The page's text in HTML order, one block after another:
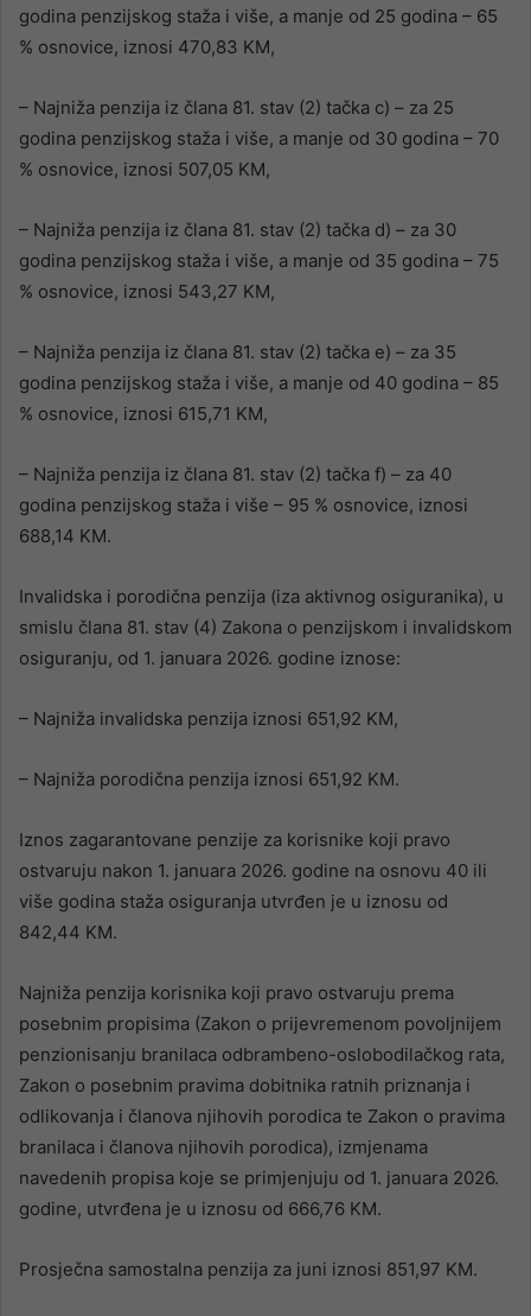
godina penzijskog staža i više, a manje od 25 godina – 65
% osnovice, iznosi 470,83 KM,
– Najniža penzija iz člana 81. stav (2) tačka c) – za 25
godina penzijskog staža i više, a manje od 30 godina – 70
% osnovice, iznosi 507,05 KM,
– Najniža penzija iz člana 81. stav (2) tačka d) – za 30
godina penzijskog staža i više, a manje od 35 godina – 75
% osnovice, iznosi 543,27 KM,
– Najniža penzija iz člana 81. stav (2) tačka e) – za 35
godina penzijskog staža i više, a manje od 40 godina – 85
% osnovice, iznosi 615,71 KM,
– Najniža penzija iz člana 81. stav (2) tačka f) – za 40
godina penzijskog staža i više – 95 % osnovice, iznosi
688,14 KM.
Invalidska i porodična penzija (iza aktivnog osiguranika), u
smislu člana 81. stav (4) Zakona o penzijskom i invalidskom
osiguranju, od 1. januara 2026. godine iznose:
– Najniža invalidska penzija iznosi 651,92 KM,
– Najniža porodična penzija iznosi 651,92 KM.
Iznos zagarantovane penzije za korisnike koji pravo
ostvaruju nakon 1. januara 2026. godine na osnovu 40 ili
više godina staža osiguranja utvrđen je u iznosu od
842,44 KM.
Najniža penzija korisnika koji pravo ostvaruju prema
posebnim propisima (Zakon o prijevremenom povoljnijem
penzionisanju branilaca odbrambeno-oslobodilačkog rata,
Zakon o posebnim pravima dobitnika ratnih priznanja i
odlikovanja i članova njihovih porodica te Zakon o pravima
branilaca i članova njihovih porodica), izmjenama
navedenih propisa koje se primjenjuju od 1. januara 2026.
godine, utvrđena je u iznosu od 666,76 KM.
Prosječna samostalna penzija za juni iznosi 851,97 KM.